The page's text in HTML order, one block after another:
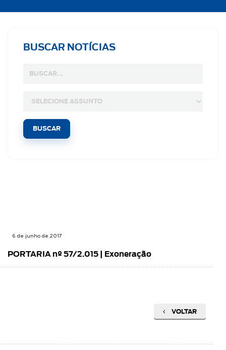
BUSCAR NOTÍCIAS
6 de junho de 2017
PORTARIA nº 57/2.015 | Exoneração
VOLTAR